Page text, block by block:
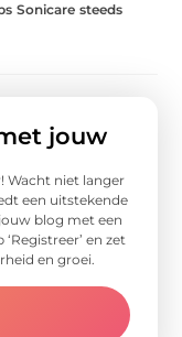
Sonicare steeds
jouw
Wacht niet langer
een uitstekende
blog met een
en zet
en groei.